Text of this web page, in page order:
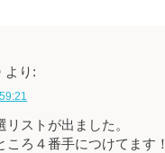
より:
リストが出ました。
ころ４番手につけてます！